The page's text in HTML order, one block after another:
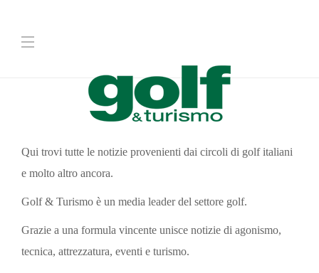
Qui trovi tutte le notizie provenienti dai circoli di golf italiani
e molto altro ancora.
Golf & Turismo è un media leader del settore golf.
Grazie a una formula vincente unisce notizie di agonismo,
tecnica, attrezzatura, eventi e turismo.